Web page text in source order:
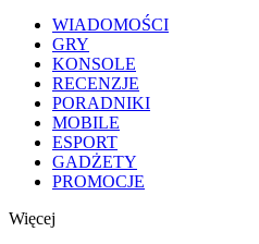
WIADOMOŚCI
GRY
KONSOLE
RECENZJE
PORADNIKI
MOBILE
ESPORT
GADŻETY
PROMOCJE
Więcej